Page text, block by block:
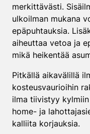
merkittävästi.
ulkoilman mukana
epäpuhtauksia.
aiheuttaa vetoa ja
mikä heikentää
Pitkällä aikavälillä
kosteusvaurioihin
ilma tiivistyy
home- ja
kalliita korjauksia.